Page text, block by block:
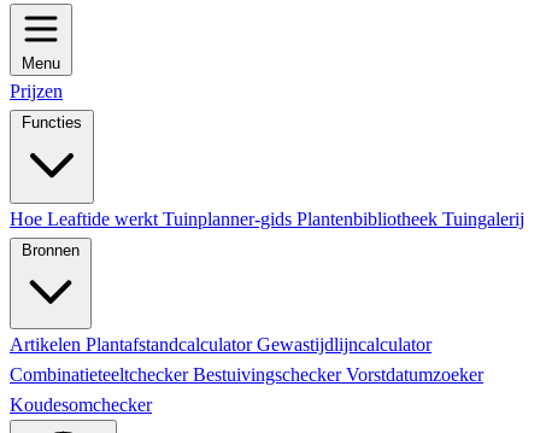
Menu
Prijzen
Functies
Hoe Leaftide werkt Tuinplanner-gids Plantenbibliotheek Tuingalerij
Bronnen
Artikelen PlantafstandcalculatorGewastijdlijncalculator
CombinatieteeltcheckerBestuivingscheckerVorstdatumzoeker
Koudesomchecker